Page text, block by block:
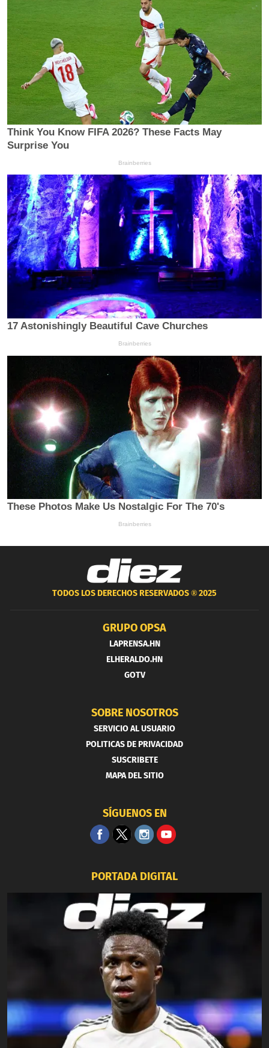
TODOS LOS DERECHOS RESERVADOS ®2025
GRUPO OPSA
LAPRENSA.HN
ELHERALDO.HN
GOTV
SOBRE NOSOTROS
SERVICIO AL USUARIO
POLITICAS DE PRIVACIDAD
SUSCRIBETE
MAPA DEL SITIO
SÍGUENOS EN
PORTADA DIGITAL